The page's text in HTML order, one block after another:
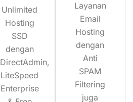
Unlimited
Hosting
SSD
dengan
DirectAdmin,
LiteSpeed
Enterprise
Layanan
Email
Hosting
dengan
Anti
SPAM
Filtering
juga